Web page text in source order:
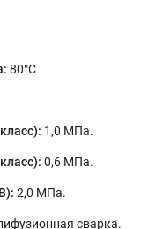
80°С
1,0 МПа.
0,6 МПа.
2,0 МПа.
сварка.